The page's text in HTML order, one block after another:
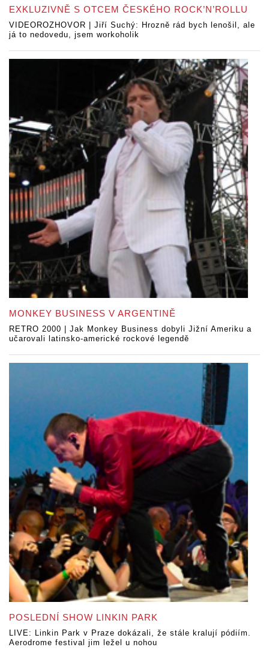
EXKLUZIVNĚ S OTCEM ČESKÉHO ROCK’N’ROLLU
VIDEOROZHOVOR | Jiří Suchý: Hrozně rád bych lenošil, ale
já to nedovedu, jsem workoholik
MONKEY BUSINESS V ARGENTINĚ
RETRO 2000 | Jak Monkey Business dobyli Jižní Ameriku a
učarovali latinsko-americké rockové legendě
POSLEDNÍ SHOW LINKIN PARK
LIVE: Linkin Park v Praze dokázali, že stále kralují pódiím.
Aerodrome festival jim ležel u nohou